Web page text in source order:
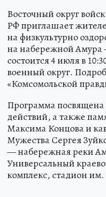
Восточный округ
РФ приглашает
на физкультурно
на набережной
состоится 4 июля в
военный округ.
«Комсомольской
Программа
действий, а также
Максима Концова и
Мужества Сергея
— набережная реки
Универсальный
комплекс, стадион